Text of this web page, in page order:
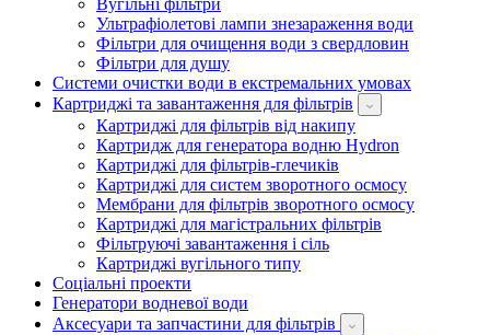
Вугільні фільтри
Ультрафіолетові лампи знезараження води
Фільтри для очищення води з свердловин
Фільтри для душу
Системи очистки води в екстремальних умовах
Картриджі та завантаження для фільтрів
Картриджі для фільтрів від накипу
Картридж для генератора водню Hydron
Картриджі для фільтрів-глечиків
Картриджі для систем зворотного осмосу
Мембрани для фільтрів зворотного осмосу
Картриджі для магістральних фільтрів
Фільтруючі завантаження і сіль
Картриджі вугільного типу
Соціальні проекти
Генератори водневої води
Аксесуари та запчастини для фільтрів